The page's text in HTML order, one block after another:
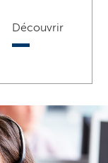
Découvrir